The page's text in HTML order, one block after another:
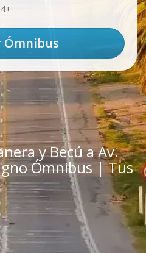
4+
y Becú a Av.
Ómnibus | Tus